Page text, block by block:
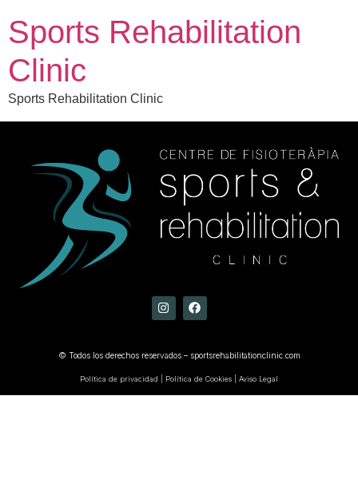
Sports Rehabilitation
Clinic
Sports Rehabilitation Clinic
© Todos los derechos reservados – sportsrehabilitationclinic.com
Política de privacidad | Política de Cookies | Aviso Legal